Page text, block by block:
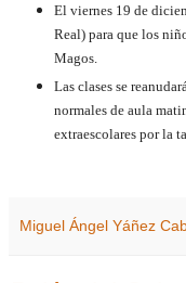
El viernes 19 de
Real) para que los
Magos.
Las clases se
normales de aula
extraescolares por la
Miguel Ángel Yáñez